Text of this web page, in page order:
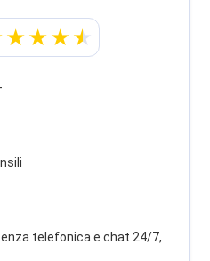
telefonica e chat 24/7,